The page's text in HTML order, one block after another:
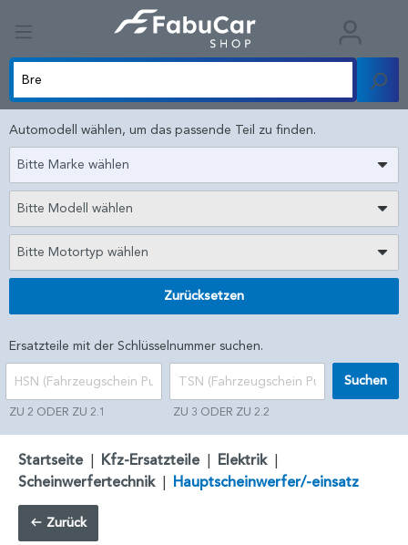
Automodell wählen, um das passende Teil zu finden.
Bitte Marke wählen
Bitte Modell wählen
Bitte Motortyp wählen
Zurücksetzen
Ersatzteile mit der Schlüsselnummer suchen.
ZU 2 ODER ZU 2.1 ZU 3 ODER ZU 2.2
Suchen
Startseite | Kfz-Ersatzteile | Elektrik |
Scheinwerfertechnik | Hauptscheinwerfer/-einsatz
Zurück